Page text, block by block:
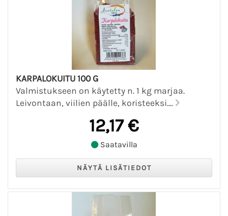
KARPALOKUITU 100 G
Valmistukseen on käytetty n. 1 kg marjaa.
Leivontaan, viilien päälle, koristeeksi....
12,17 €
Saatavilla